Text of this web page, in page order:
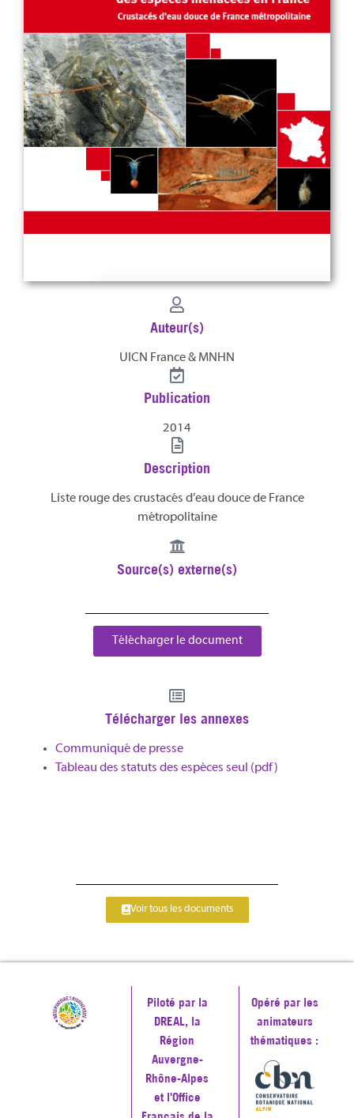
Auteur(s)
UICN France & MNHN
Publication
2014
Description
Liste rouge des crustacés d’eau douce de France
métropolitaine
Source(s) externe(s)
Télécharger le document
Télécharger les annexes
Communiqué de presse
Tableau des statuts des espèces seul (pdf)
Voir tous les documents
Piloté par la
DREAL, la
Région
Auvergne-
Rhône-Alpes
et l'Office
Opéré par les
animateurs
thématiques :